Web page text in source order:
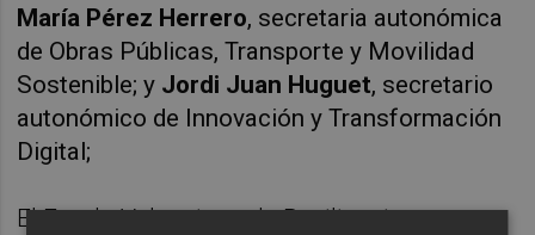
María Pérez Herrero, secretaria autonómica
de Obras Públicas, Transporte y Movilidad
Sostenible; y Jordi Juan Huguet, secretario
autonómico de Innovación y Transformación
Digital;
El Fondo Valenciano de Resiliencia, que